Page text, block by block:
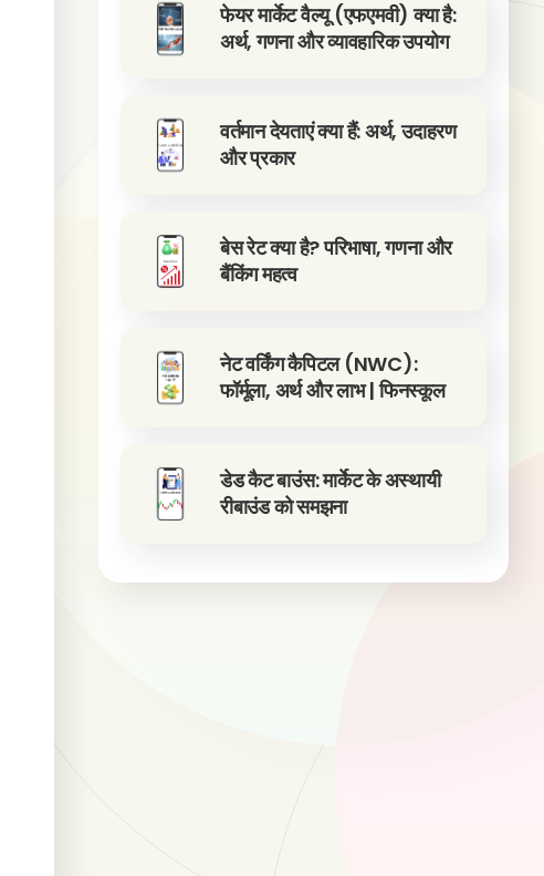
फेयर मार्केट वैल्यू (एफएमवी) क्या है:
अर्थ, गणना और व्यावहारिक उपयोग
वर्तमान देयताएं क्या हैं: अर्थ, उदाहरण
और प्रकार
बेस रेट क्या है? परिभाषा, गणना और
बैंकिंग महत्व
नेट वर्किंग कैपिटल (NWC):
फॉर्मूला, अर्थ और लाभ | फिनस्कूल
डेड कैट बाउंस: मार्केट के अस्थायी
रीबाउंड को समझना